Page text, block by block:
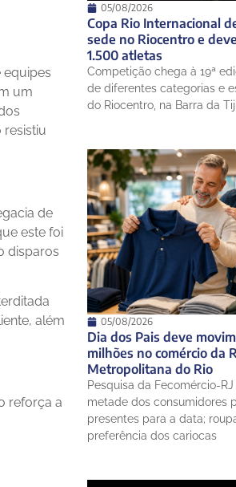
equipes
um
resistiu
de
este foi
disparos
além
reforça a
05/08/2026
Copa Rio Internacional
sede no Riocentro e
1.500 atletas
Competição chega à 19ª
de diferentes categorias e
do Riocentro, na Barra da
05/08/2026
Dia dos Pais deve
milhões no comércio da
Metropolitana do Rio
Pesquisa da Fecomércio-
metade dos consumidores
presentes para a data;
preferência dos cariocas